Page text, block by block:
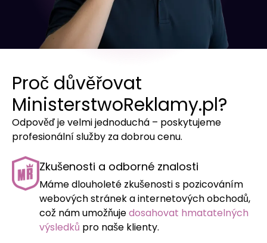
Proč důvěřovat
MinisterstwoReklamy.pl?
Odpověď je velmi jednoduchá – poskytujeme
profesionální služby za dobrou cenu.
Zkušenosti a odborné znalosti
Máme dlouholeté zkušenosti s pozicováním
webových stránek a internetových obchodů,
což nám umožňujedosahovat hmatatelných
výsledků pro naše klienty.